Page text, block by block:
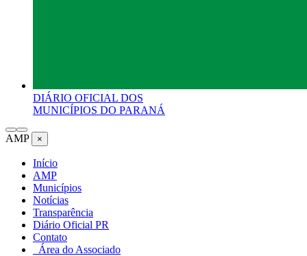
DIÁRIO OFICIAL DOS
MUNICÍPIOS DO PARANÁ
AMP ×
Início
AMP
Municípios
Notícias
Transparência
Diário Oficial PR
Contato
Área do Associado